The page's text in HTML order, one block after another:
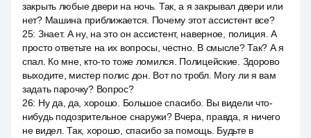
закрыть любые двери на ночь. Так, а я закрывал двери или
нет? Машина приближается. Почему этот ассистент все?
25: Знает. А ну, на это он ассистент, наверное, полиция. А
просто ответьте на их вопросы, честно. В смысле? Так? А я
спал. Ко мне, кто-то тоже ломился. Полицейские. Здорово
выходите, мистер полис дон. Вот no тробл. Могу ли я вам
задать парочку? Вопрос?
26: Ну да, да, хорошо. Большое спасибо. Вы видели что-
нибудь подозрительное снаружи? Вчера, правда, я ничего
не видел. Так, хорошо, спасибо за помощь. Будьте в